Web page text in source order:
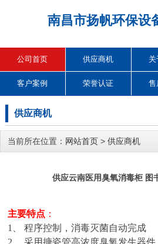
南昌市扬帆环保设
公司首页 供应商机 关
客户案例 荣誉认证 售
供应商机
当前所在位置： 网站首页 > 供应商机
供应云南医用臭氧消毒柜 图
主要特点 ：
1
程序控制，消毒灭菌自动完成
2
采用搪瓷管高浓度臭氧发生器